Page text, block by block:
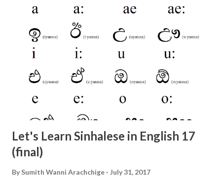
Let's Learn Sinhalese in English 17
(final)
By Sumith Wanni Arachchige July 31, 2017